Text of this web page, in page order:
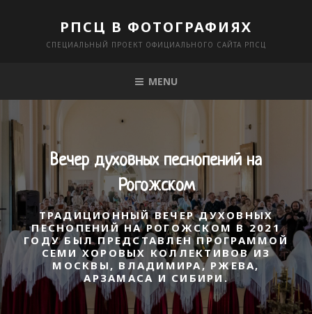
РПСЦ В ФОТОГРАФИЯХ
СПЕЦИАЛЬНЫЙ ПРОЕКТ ОФИЦИАЛЬНОГО САЙТА РПСЦ
MENU
Вечер духовных песнопений на
Рогожском
ТРАДИЦИОННЫЙ ВЕЧЕР ДУХОВНЫХ
ПЕСНОПЕНИЙ НА РОГОЖСКОМ В 2021
ГОДУ БЫЛ ПРЕДСТАВЛЕН ПРОГРАММОЙ
СЕМИ ХОРОВЫХ КОЛЛЕКТИВОВ ИЗ
МОСКВЫ, ВЛАДИМИРА, РЖЕВА,
АРЗАМАСА И СИБИРИ.